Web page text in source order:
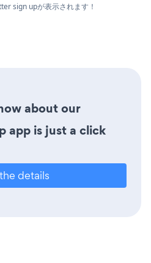
sign upが表示されます！
about our
app is just a click
details